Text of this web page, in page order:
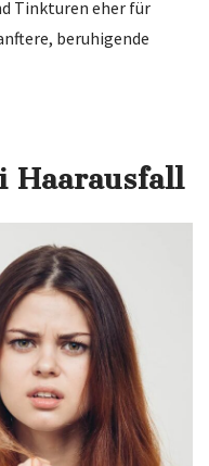
Tinkturen eher für
beruhigende
Haarausfall